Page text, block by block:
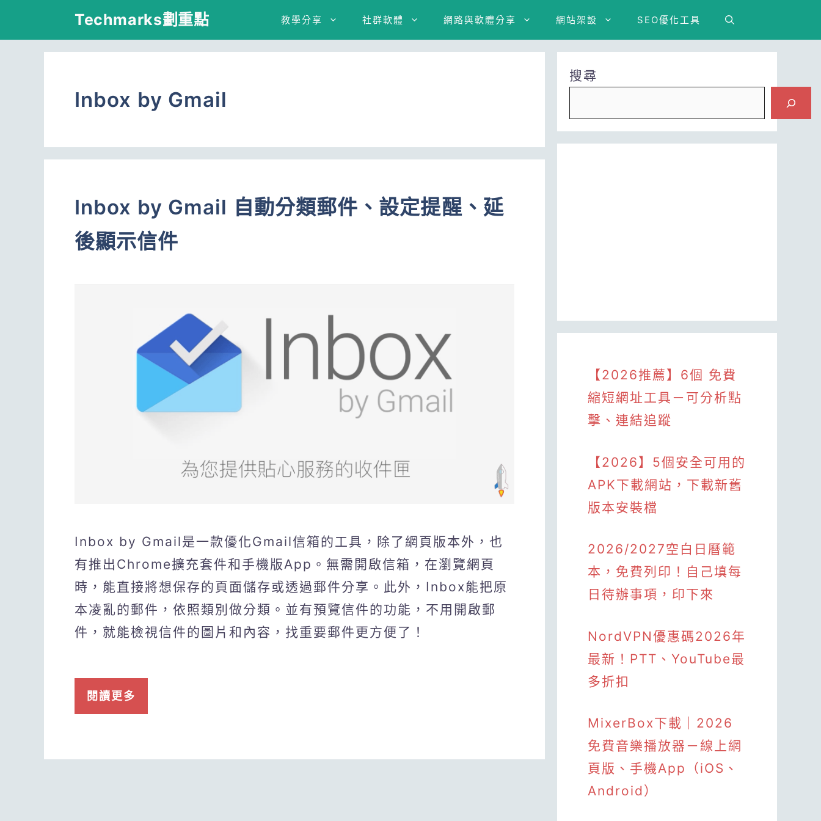
Techmarks劃重點 教學分享 社群軟體 網路與軟體分享 網站架設 SEO優化工具
Inbox by Gmail
Inbox by Gmail 自動分類郵件、設定提醒、延
後顯示信件
Inbox by Gmail是一款優化Gmail信箱的工具，除了網頁版本外，也
有推出Chrome擴充套件和手機版App。無需開啟信箱，在瀏覽網頁
時，能直接將想保存的頁面儲存或透過郵件分享。此外，Inbox能把原
本凌亂的郵件，依照類別做分類。並有預覽信件的功能，不用開啟郵
件，就能檢視信件的圖片和內容，找重要郵件更方便了！
閱讀更多
搜尋
【2026推薦】6個 免費
縮短網址工具－可分析點
擊、連結追蹤
【2026】5個安全可用的
APK下載網站，下載新舊
版本安裝檔
2026/2027空白日曆範
本，免費列印！自己填每
日待辦事項，印下來
NordVPN優惠碼2026年
最新！PTT、YouTube最
多折扣
MixerBox下載｜2026
免費音樂播放器－線上網
頁版、手機App（iOS、
Android）